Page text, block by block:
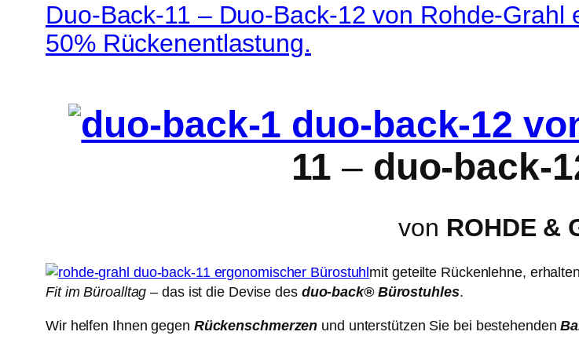
Duo-Back-11 – Duo-Back-12 von Rohde-
50% Rückenentlastung.
11 – duo-back-
von ROHDE &
mit geteilte Rückenlehne,
Fit im Büroalltag – das ist die Devise des duo-back® Bürostuhles.
Wir helfen Ihnen gegen Rückenschmerzen und unterstützen Sie bei bestehenden